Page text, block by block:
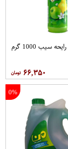
مایع ظرفشویی رایحه سیب 1000 گرم
۶۶,۳۵۰
0%